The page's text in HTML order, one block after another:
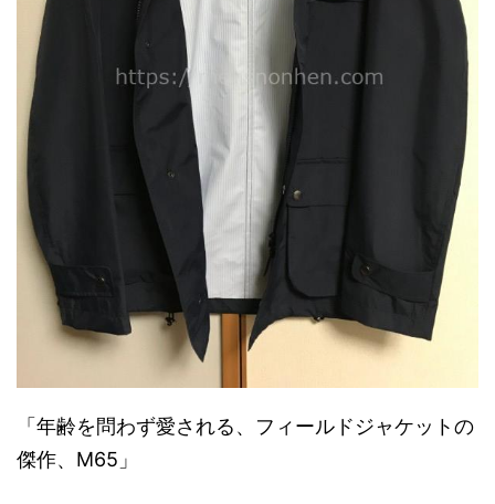
「年齢を問わず愛される、フィールドジャケットの
傑作、M65」